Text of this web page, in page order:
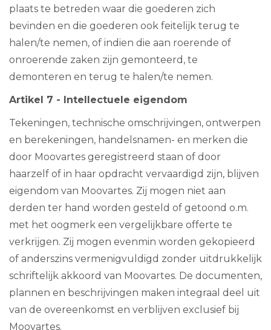
plaats te betreden waar die goederen zich
bevinden en die goederen ook feitelijk terug te
halen/te nemen, of indien die aan roerende of
onroerende zaken zijn gemonteerd, te
demonteren en terug te halen/te nemen.
Artikel 7 - Intellectuele eigendom
Tekeningen, technische omschrijvingen, ontwerpen
en berekeningen, handelsnamen- en merken die
door Moovartes geregistreerd staan of door
haarzelf of in haar opdracht vervaardigd zijn, blijven
eigendom van Moovartes. Zij mogen niet aan
derden ter hand worden gesteld of getoond o.m.
met het oogmerk een vergelijkbare offerte te
verkrijgen. Zij mogen evenmin worden gekopieerd
of anderszins vermenigvuldigd zonder uitdrukkelijk
schriftelijk akkoord van Moovartes. De documenten,
plannen en beschrijvingen maken integraal deel uit
van de overeenkomst en verblijven exclusief bij
Moovartes.